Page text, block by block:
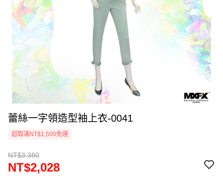
蕾絲一字領造型袖上衣-0041
超取滿NT$1,500免運
NT$3,380
NT$2,028